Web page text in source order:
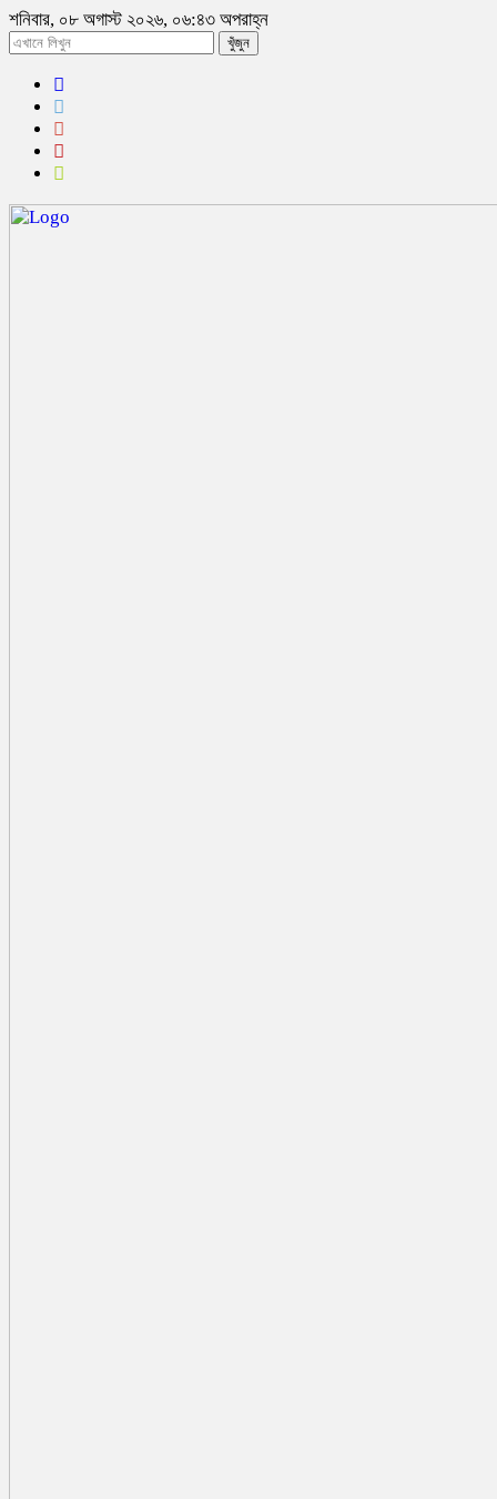
শনিবার, ০৮ অগাস্ট ২০২৬, ০৬:৪৩ অপরাহ্ন
খুঁজুন